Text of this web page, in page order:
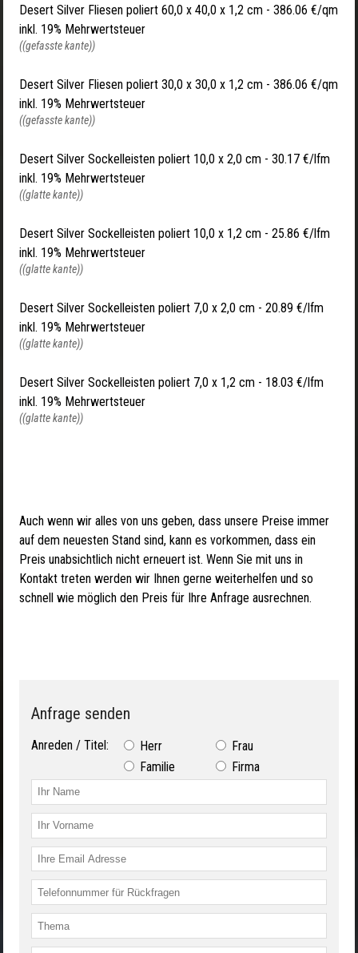
Desert Silver Fliesen poliert 60,0 x 40,0 x 1,2 cm - 386.06 €/qm
inkl. 19% Mehrwertsteuer
((gefasste kante))
Desert Silver Fliesen poliert 30,0 x 30,0 x 1,2 cm - 386.06 €/qm
inkl. 19% Mehrwertsteuer
((gefasste kante))
Desert Silver Sockelleisten poliert 10,0 x 2,0 cm - 30.17 €/lfm
inkl. 19% Mehrwertsteuer
((glatte kante))
Desert Silver Sockelleisten poliert 10,0 x 1,2 cm - 25.86 €/lfm
inkl. 19% Mehrwertsteuer
((glatte kante))
Desert Silver Sockelleisten poliert 7,0 x 2,0 cm - 20.89 €/lfm
inkl. 19% Mehrwertsteuer
((glatte kante))
Desert Silver Sockelleisten poliert 7,0 x 1,2 cm - 18.03 €/lfm
inkl. 19% Mehrwertsteuer
((glatte kante))
Auch wenn wir alles von uns geben, dass unsere Preise immer
auf dem neuesten Stand sind, kann es vorkommen, dass ein
Preis unabsichtlich nicht erneuert ist. Wenn Sie mit uns in
Kontakt treten werden wir Ihnen gerne weiterhelfen und so
schnell wie möglich den Preis für Ihre Anfrage ausrechnen.
Anfrage senden
Anreden / Titel: Herr
Frau
Familie
Firma